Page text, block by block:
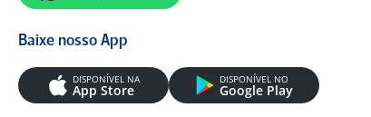
Baixe nosso App
DISPONÍVEL NA
App Store
DISPONÍVEL NO
Google Play